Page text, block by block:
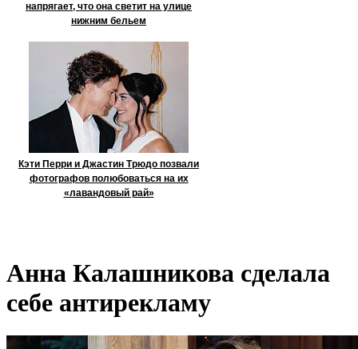
напрягает, что она светит на улице
нижним бельем
Кэти Перри и Джастин Трюдо позвали
фотографов полюбоваться на их
«лавандовый рай»
Анна Калашникова сделала
себе антирекламу